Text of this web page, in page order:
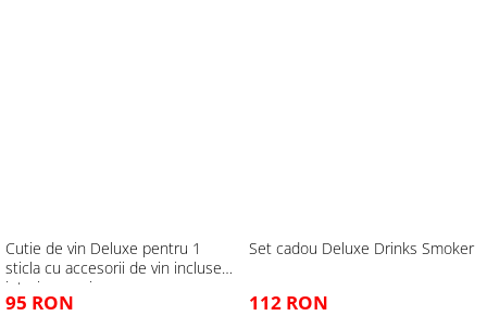
Cutie de vin Deluxe pentru 1
sticla cu accesorii de vin incluse
interior oranj
95 RON
Set cadou Deluxe Drinks Smoker
112 RON